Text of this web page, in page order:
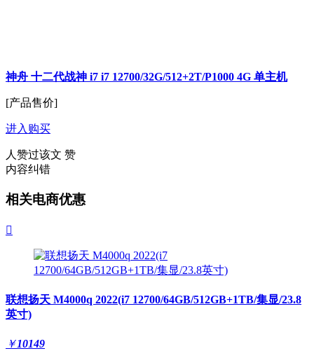
神舟 十二代战神 i7 i7 12700/32G/512+2T/P1000 4G 单主机
[产品售价]
进入购买
人赞过该文 赞
内容纠错
相关电商优惠

联想扬天 M4000q 2022(i7 12700/64GB/512GB+1TB/集显/23.8
英寸)
￥10149